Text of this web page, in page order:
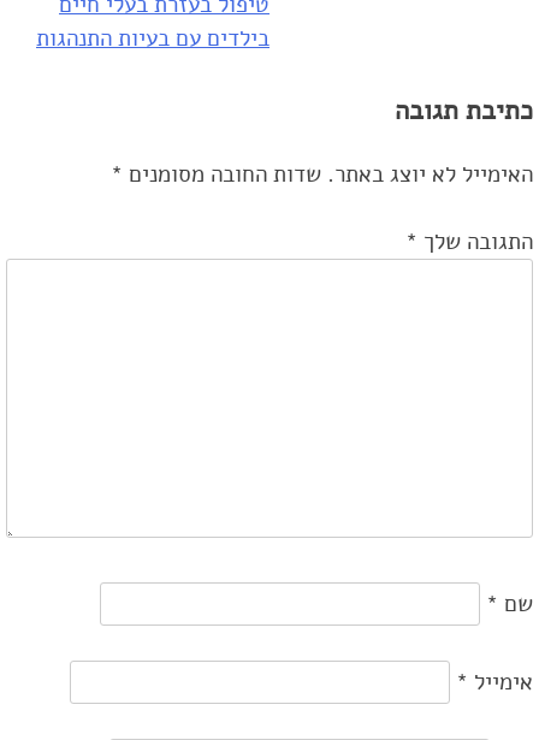
בילדים עם בעיות התנהגות
כתיבת תגובה
האימייל לא יוצג באתר. שדות החובה מסומנים *
התגובה שלך *
שם *
אימייל *